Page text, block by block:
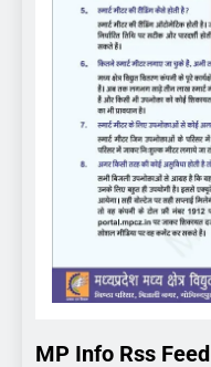
MP Info Rss Feed